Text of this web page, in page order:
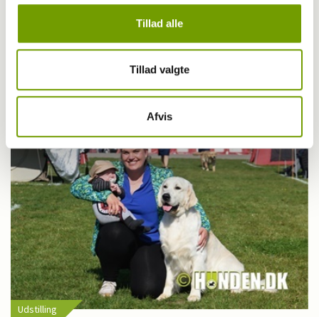
Tillad alle
Tillad valgte
Afvis
SIDSTE FRIST: Skal du med til Fredericia?
Udstilling